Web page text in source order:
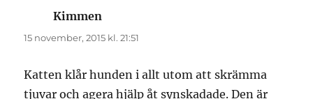
Kimmen
15 november, 2015 kl. 21:51
Katten klår hunden i allt utom att skrämma
tjuvar och agera hjälp åt synskadade. Den är